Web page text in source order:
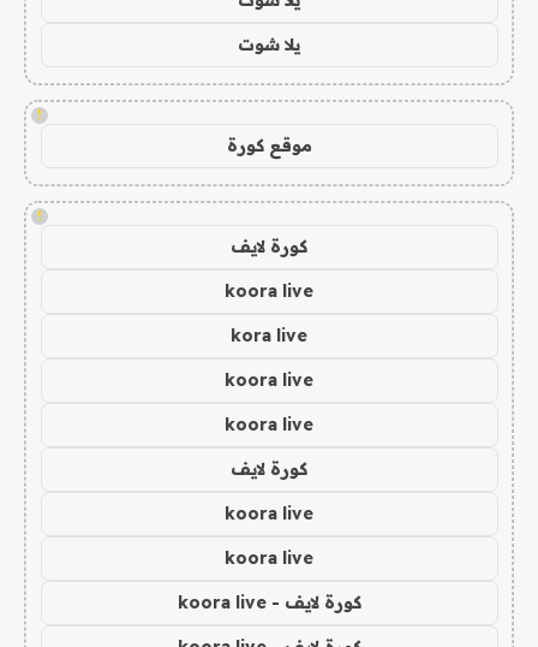
يلا شوت
!
موقع كورة
!
كورة لايف
koora live
kora live
koora live
koora live
كورة لايف
koora live
koora live
كورة لايف - koora live